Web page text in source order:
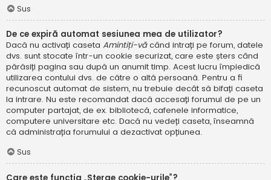
Sus
De ce expiră automat sesiunea mea de utilizator?
Dacă nu activați caseta Amintiți-văcând intrați pe forum, datele
dvs. sunt stocate într-un cookie securizat, care este șters când
părăsiți pagina sau după un anumit timp. Acest lucru împiedică
utilizarea contului dvs. de către o altă persoană. Pentru a fi
recunoscut automat de sistem, nu trebuie decât să bifați caseta
la intrare. Nu este recomandat dacă accesați forumul de pe un
computer partajat, de ex. bibliotecă, cafenele informatice,
computere universitare etc. Dacă nu vedeți caseta, înseamnă
că administrația forumului a dezactivat opțiunea.
Sus
Care este funcția „Șterge cookie-urile”?